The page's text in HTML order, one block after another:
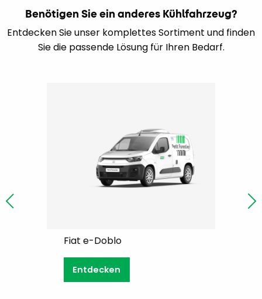
Benötigen Sie ein anderes Kühlfahrzeug?
Entdecken Sie unser komplettes Sortiment und finden
Sie die passende Lösung für Ihren Bedarf.
Fiat e-Doblo
Entdecken